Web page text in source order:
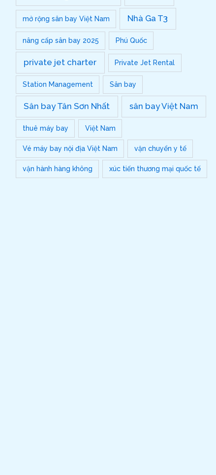
mở rộng sân bay Việt Nam Nhà Ga T3
nâng cấp sân bay 2025 Phú Quốc
private jet charter Private Jet Rental
Station Management Sân bay
Sân bay Tân Sơn Nhất sân bay Việt Nam
thuê máy bay Việt Nam
Vé máy bay nội địa Việt Nam vận chuyển y tế
vận hành hàng không xúc tiến thương mại quốc tế